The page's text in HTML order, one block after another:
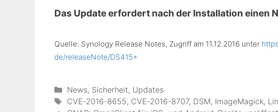
Das Update erfordert nach der Installation einen
Quelle: Synology Release Notes, Zugriff am 11.12.2016 unter
de/releaseNote/DS415+
Kategorien
News, Sicherheit, Updates
Schlagwörter
CVE-2016-8655, CVE-2016-8707, DSM, ImageMagick,